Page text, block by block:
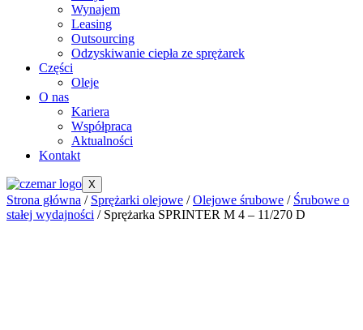
Wynajem
Leasing
Outsourcing
Odzyskiwanie ciepła ze sprężarek
Części
Oleje
O nas
Kariera
Współpraca
Aktualności
Kontakt
X
Strona główna / Sprężarki olejowe /Olejowe śrubowe / Śrubowe o
stałej wydajności / Sprężarka SPRINTER M 4 – 11/270 D